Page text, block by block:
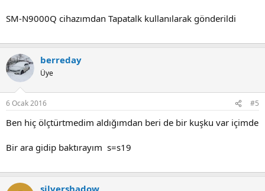
SM-N9000Q cihazımdan Tapatalk kullanılarak gönderildi
berreday
Üye
6 Ocak 2016 #5
Ben hiç ölçtürtmedim aldığımdan beri de bir kuşku var içimde
Bir ara gidip baktırayım s=s19
silvershadow